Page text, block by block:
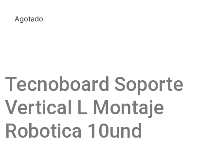
Agotado
Tecnoboard Soporte
Vertical L Montaje
Robotica 10und